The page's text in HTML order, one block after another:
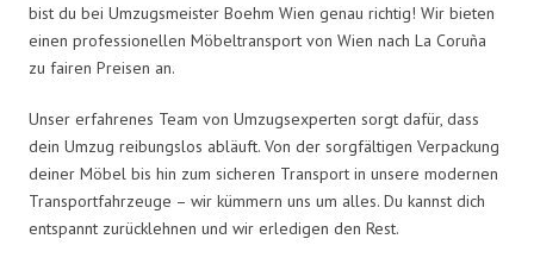
bist du bei Umzugsmeister Boehm Wien genau richtig! Wir bieten
einen professionellen Möbeltransport von Wien nach La Coruña
zu fairen Preisen an.
Unser erfahrenes Team von Umzugsexperten sorgt dafür, dass
dein Umzug reibungslos abläuft. Von der sorgfältigen Verpackung
deiner Möbel bis hin zum sicheren Transport in unsere modernen
Transportfahrzeuge – wir kümmern uns um alles. Du kannst dich
entspannt zurücklehnen und wir erledigen den Rest.